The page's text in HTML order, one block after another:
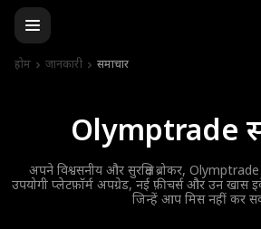
होम जानकारी समाचार
Olymptrade
अपने विश्वसनीय और सुरक्षित ब्रोकर,
उपयोगी प्लेटफ़ॉर्म अपग्रेड, नई फ़ीचर्स और उन खास
जिन्हें आप मिस नहीं कर